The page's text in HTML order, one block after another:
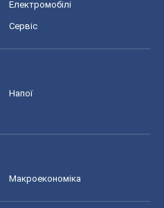
Електромобілі
Сервіс
Напої
Макроекономіка